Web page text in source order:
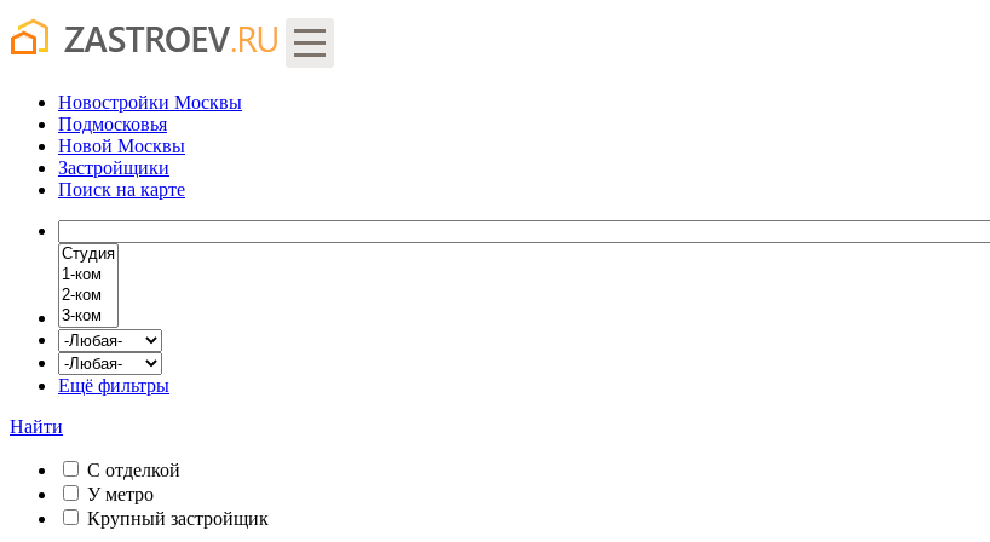
Новостройки Москвы
Подмосковья
Новой Москвы
Застройщики
Поиск на карте
Ещё фильтры
Найти
С отделкой
У метро
Крупный застройщик